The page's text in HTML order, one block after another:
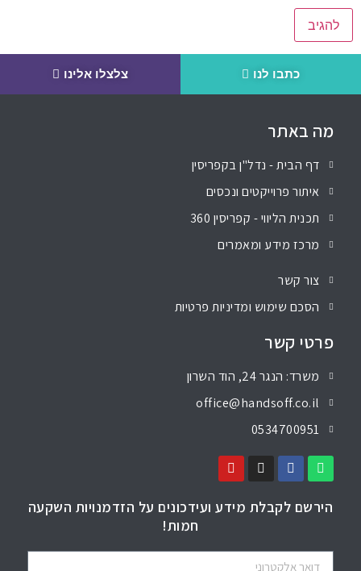
כתבו לנו צלצלו אלינו
מה באתר
דף הבית - נדל"ן בקפריסין
איתור פרוייקטים ונכסים
תכנית הליווי - קפריסין 360
מרכז מידע ומאמרים
צור קשר
הסכם שימוש ומדיניות פרטיות
פרטי קשר
משרד: הנגר 24, הוד השרון
office@handsoff.co.il
0534700951
הירשם לקבלת מידע ועידכונים על הזדמנויות השקעה
חמות!